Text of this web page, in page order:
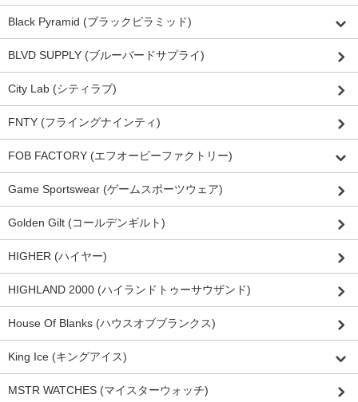
Black Pyramid (ブラックピラミッド)
BLVD SUPPLY (ブルーバードサプライ)
City Lab (シティラブ)
FNTY (フライングナインティ)
FOB FACTORY (エフオービーファクトリー)
Game Sportswear (ゲームスポーツウェア)
Golden Gilt (コールデンギルト)
HIGHER (ハイヤー)
HIGHLAND 2000 (ハイランドトゥーサウザンド)
House Of Blanks (ハウスオブブランクス)
King Ice (キングアイス)
MSTR WATCHES (マイスターウォッチ)